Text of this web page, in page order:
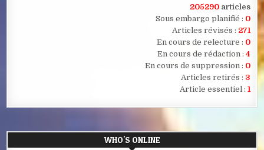
205290 articles
Sous embargo planifié : 0
Articles révisés : 271
En cours de relecture : 0
En cours de rédaction : 4
En cours de suppression : 0
Articles retirés : 3
Article essentiel : 1
WHO'S ONLINE